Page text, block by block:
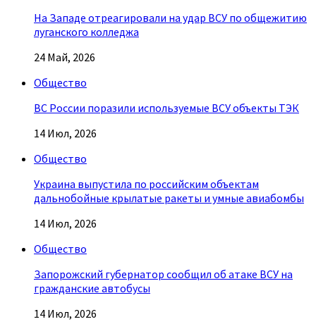
На Западе отреагировали на удар ВСУ по общежитию
луганского колледжа
24 Май, 2026
Общество
ВС России поразили используемые ВСУ объекты ТЭК
14 Июл, 2026
Общество
Украина выпустила по российским объектам
дальнобойные крылатые ракеты и умные авиабомбы
14 Июл, 2026
Общество
Запорожский губернатор сообщил об атаке ВСУ на
гражданские автобусы
14 Июл, 2026